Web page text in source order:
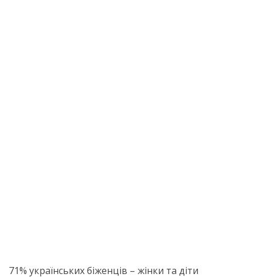
71% українських біженців – жінки та діти